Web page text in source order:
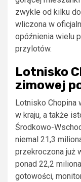
zwykle od kilku
wliczona w
opóźnienia wielu
przylotów.
Lotnisko
zimowej
Lotnisko Chopina
w kraju, a także
Środkowo-
niemal 21,3
przekroczona już
ponad 22,2
gotowości,